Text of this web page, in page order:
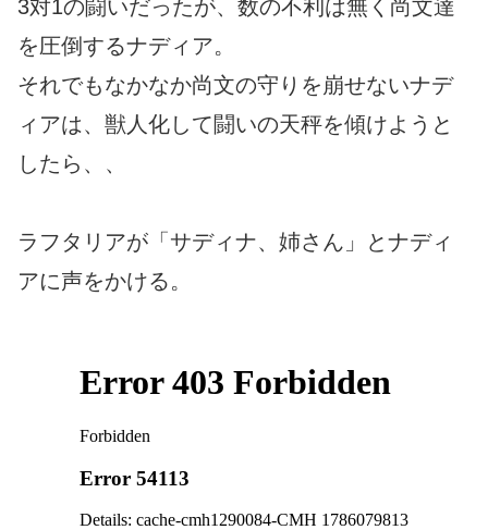
3対1の闘いだったが、数の不利は無く尚文達
を圧倒するナディア。
それでもなかなか尚文の守りを崩せないナデ
ィアは、獣人化して闘いの天秤を傾けようと
したら、、
ラフタリアが「サディナ、姉さん」とナディ
アに声をかける。